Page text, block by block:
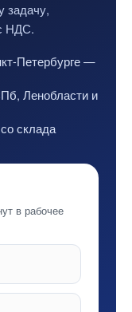
задачу,
НДС.
Петербурге —
Ленобласти и
склада
в рабочее